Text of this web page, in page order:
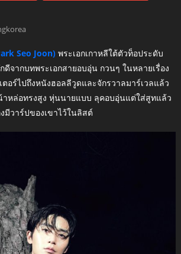
Seo Joon)พระเอกเกาหลีใต้ตัวท็อประดับ
จากบทพระเอกสายอบอุ่น กวนๆ ในหลายเรื่อง
อร์ไปถึงหนังฮอลลีวูดและจักรวาลมาร์เวลแล้ว
าหล่อทรงสูง หุ่นนายแบบ ลุคอบอุ่นแต่ใส่สูทแล้ว
มีวาร์ปของเขาไว้ในลิสต์